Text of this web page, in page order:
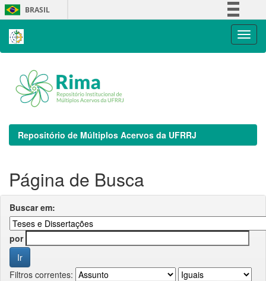
Skip
navigation
BRASIL
Repositório de Múltiplos Acervos da UFRRJ
Página de Busca
Buscar em:
por
Filtros correntes: